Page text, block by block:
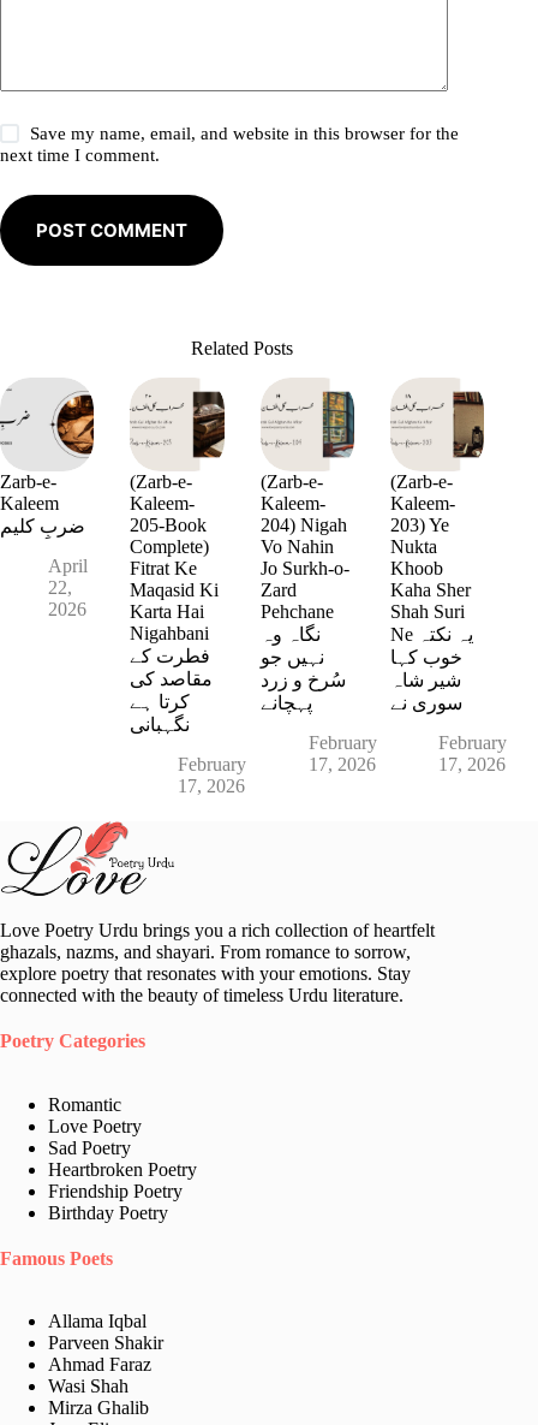
Save my name, email, and website in this browser for the
next time I comment.
POST COMMENT
Related Posts
Zarb-e-
Kaleem
ضربِ کلیم
April
22,
2026
(Zarb-e-
Kaleem-
205-Book
Complete)
Fitrat Ke
Maqasid Ki
Karta Hai
Nigahbani
فطرت کے
مقاصد کی
کرتا ہے
نگہبانی
February
17, 2026
(Zarb-e-
Kaleem-
204) Nigah
Vo Nahin
Jo Surkh-o-
Zard
Pehchane
نگاہ وہ
نہیں جو
سُرخ و زرد
پہچانے
February
17, 2026
(Zarb-e-
Kaleem-
203) Ye
Nukta
Khoob
Kaha Sher
Shah Suri
Ne یہ نکتہ
خوب کہا
شیر شاہ
سوری نے
February
17, 2026
Love Poetry Urdu brings you a rich collection of heartfelt
ghazals, nazms, and shayari. From romance to sorrow,
explore poetry that resonates with your emotions. Stay
connected with the beauty of timeless Urdu literature.
Poetry Categories
Romantic
Love Poetry
Sad Poetry
Heartbroken Poetry
Friendship Poetry
Birthday Poetry
Famous Poets
Allama Iqbal
Parveen Shakir
Ahmad Faraz
Wasi Shah
Mirza Ghalib